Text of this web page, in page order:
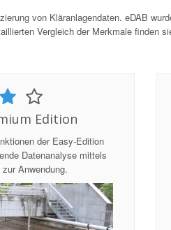
von Kläranlagendaten. eDAB
Vergleich der Merkmale finden
Edition
der Easy-Edition
Datenanalyse mittels
Anwendung.